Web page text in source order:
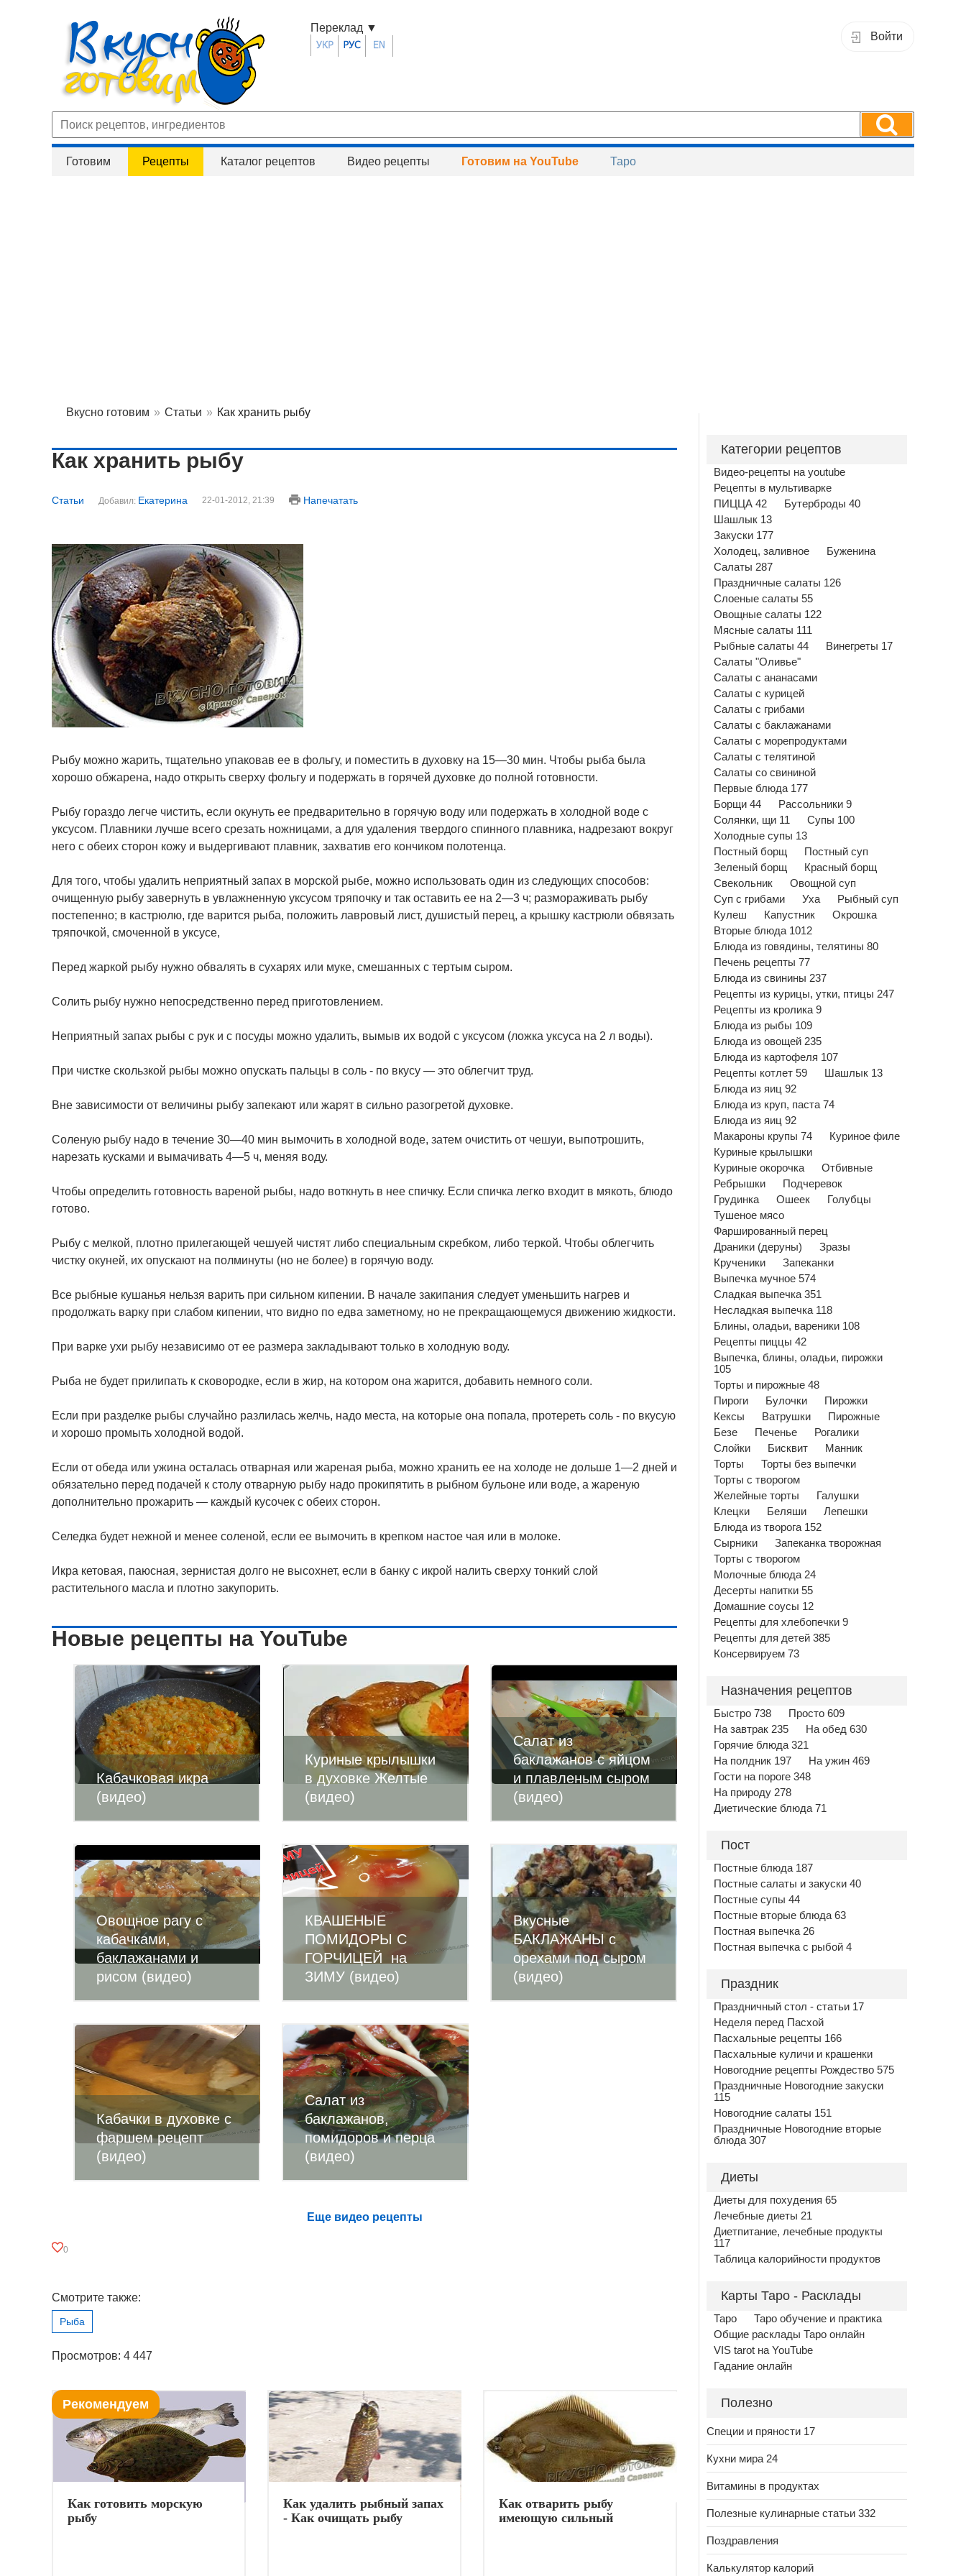
Войти
Переклад ▼
Готовим Рецепты Каталог рецептов Видео рецепты Готовим на YouTube Таро
Вкусно готовим » Статьи » Как хранить рыбу
Как хранить рыбу
Статьи Добавил: Екатерина 22-01-2012, 21:39 Напечатать
Рыбу можно жарить, тщательно упаковав ее в фольгу, и поместить в духовку на 15—30 мин. Чтобы рыба была
хорошо обжарена, надо открыть сверху фольгу и подержать в горячей духовке до полной готовности.
Рыбу гораздо легче чистить, если окунуть ее предварительно в горячую воду или подержать в холодной воде с
уксусом. Плавники лучше всего срезать ножницами, а для удаления твердого спинного плавника, надрезают вокруг
него с обеих сторон кожу и выдергивают плавник, захватив его кончиком полотенца.
Для того, чтобы удалить неприятный запах в морской рыбе, можно использовать один из следующих способов:
очищенную рыбу завернуть в увлажненную уксусом тряпочку и так оставить ее на 2—3 ч; размораживать рыбу
постепенно; в кастрюлю, где варится рыба, положить лавровый лист, душистый перец, а крышку кастрюли обвязать
тряпочкой, смоченной в уксусе,
Перед жаркой рыбу нужно обвалять в сухарях или муке, смешанных с тертым сыром.
Солить рыбу нужно непосредственно перед приготовлением.
Неприятный запах рыбы с рук и с посуды можно удалить, вымыв их водой с уксусом (ложка уксуса на 2 л воды).
При чистке скользкой рыбы можно опускать пальцы в соль - по вкусу — это облегчит труд.
Вне зависимости от величины рыбу запекают или жарят в сильно разогретой духовке.
Соленую рыбу надо в течение 30—40 мин вымочить в холодной воде, затем очистить от чешуи, выпотрошить,
нарезать кусками и вымачивать 4—5 ч, меняя воду.
Чтобы определить готовность вареной рыбы, надо воткнуть в нее спичку. Если спичка легко входит в мякоть, блюдо
готово.
Рыбу с мелкой, плотно прилегающей чешуей чистят либо специальным скребком, либо теркой. Чтобы облегчить
чистку окуней, их опускают на полминуты (но не более) в горячую воду.
Все рыбные кушанья нельзя варить при сильном кипении. В начале закипания следует уменьшить нагрев и
продолжать варку при слабом кипении, что видно по едва заметному, но не прекращающемуся движению жидкости.
При варке ухи рыбу независимо от ее размера закладывают только в холодную воду.
Рыба не будет прилипать к сковородке, если в жир, на котором она жарится, добавить немного соли.
Если при разделке рыбы случайно разлилась желчь, надо места, на которые она попала, протереть соль - по вкусую
и хорошо промыть холодной водой.
Если от обеда или ужина осталась отварная или жареная рыба, можно хранить ее на холоде не дольше 1—2 дней и
обязательно перед подачей к столу отварную рыбу надо прокипятить в рыбном бульоне или воде, а жареную
дополнительно прожарить — каждый кусочек с обеих сторон.
Селедка будет нежной и менее соленой, если ее вымочить в крепком настое чая или в молоке.
Икра кетовая, паюсная, зернистая долго не высохнет, если в банку с икрой налить сверху тонкий слой
растительного масла и плотно закупорить.
Новые рецепты на YouTube
Кабачковая икра
(видео)
Куриные крылышки
в духовке Желтые
(видео)
Салат из
баклажанов с яйцом
и плавленым сыром
(видео)
Овощное рагу с
кабачками,
баклажанами и
рисом (видео)
КВАШЕНЫЕ
ПОМИДОРЫ С
ГОРЧИЦЕЙ на
ЗИМУ (видео)
Вкусные
БАКЛАЖАНЫ с
орехами под сыром
(видео)
Кабачки в духовке с
фаршем рецепт
(видео)
Салат из
баклажанов,
помидоров и перца
(видео)
Еще видео рецепты
0
Смотрите также:
Рыба
Просмотров: 4 447
Рекомендуем
Как готовить морскую
рыбу
Как удалить рыбный запах
- Как очищать рыбу
Как отварить рыбу
имеющую сильный
Категории рецептов
Видео-рецепты на youtube
Рецепты в мультиварке
ПИЦЦА 42
Бутерброды 40
Шашлык 13
Закуски 177
Холодец, заливное
Буженина
Салаты 287
Праздничные салаты 126
Слоеные салаты 55
Овощные салаты 122
Мясные салаты 111
Рыбные салаты 44
Винегреты 17
Салаты "Оливье"
Салаты с ананасами
Салаты с курицей
Салаты с грибами
Салаты с баклажанами
Салаты с морепродуктами
Салаты с телятиной
Салаты со свининой
Первые блюда 177
Борщи 44
Рассольники 9
Солянки, щи 11
Супы 100
Холодные супы 13
Постный борщ
Постный суп
Зеленый борщ
Красный борщ
Свекольник
Овощной суп
Суп с грибами
Уха
Рыбный суп
Кулеш
Капустник
Окрошка
Вторые блюда 1012
Блюда из говядины, телятины 80
Печень рецепты 77
Блюда из свинины 237
Рецепты из курицы, утки, птицы 247
Рецепты из кролика 9
Блюда из рыбы 109
Блюда из овощей 235
Блюда из картофеля 107
Рецепты котлет 59
Шашлык 13
Блюда из яиц 92
Блюда из круп, паста 74
Блюда из яиц 92
Макароны крупы 74
Куриное филе
Куриные крылышки
Куриные окорочка
Отбивные
Ребрышки
Подчеревок
Грудинка
Ошеек
Голубцы
Тушеное мясо
Фаршированный перец
Драники (деруны)
Зразы
Крученики
Запеканки
Выпечка мучное 574
Сладкая выпечка 351
Несладкая выпечка 118
Блины, оладьи, вареники 108
Рецепты пиццы 42
Выпечка, блины, оладьи, пирожки
105
Торты и пирожные 48
Пироги
Булочки
Пирожки
Кексы
Ватрушки
Пирожные
Безе
Печенье
Рогалики
Слойки
Бисквит
Манник
Торты
Торты без выпечки
Торты с творогом
Желейные торты
Галушки
Клецки
Беляши
Лепешки
Блюда из творога 152
Сырники
Запеканка творожная
Торты с творогом
Молочные блюда 24
Десерты напитки 55
Домашние соусы 12
Рецепты для хлебопечки 9
Рецепты для детей 385
Консервируем 73
Назначения рецептов
Быстро 738
Просто 609
На завтрак 235
На обед 630
Горячие блюда 321
На полдник 197
На ужин 469
Гости на пороге 348
На природу 278
Диетические блюда 71
Пост
Постные блюда 187
Постные салаты и закуски 40
Постные супы 44
Постные вторые блюда 63
Постная выпечка 26
Постная выпечка с рыбой 4
Праздник
Праздничный стол - статьи 17
Неделя перед Пасхой
Пасхальные рецепты 166
Пасхальные куличи и крашенки
Новогодние рецепты Рождество 575
Праздничные Новогодние закуски
115
Новогодние салаты 151
Праздничные Новогодние вторые
блюда 307
Диеты
Диеты для похудения 65
Лечебные диеты 21
Диетпитание, лечебные продукты
117
Таблица калорийности продуктов
Карты Таро - Расклады
Таро
Таро обучение и практика
Общие расклады Таро онлайн
VIS tarot на YouTube
Гадание онлайн
Полезно
Специи и пряности 17
Кухни мира 24
Витамины в продуктах
Полезные кулинарные статьи 332
Поздравления
Калькулятор калорий